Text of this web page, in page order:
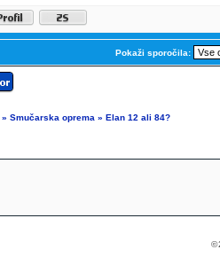
Pokaži sporočila:
» Smučarska oprema » Elan 12 ali 84?
©